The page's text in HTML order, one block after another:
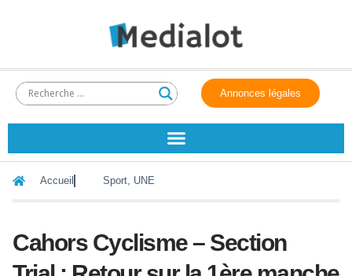
Annonces légales
Accueil Sport, UNE
Cahors Cyclisme – Section